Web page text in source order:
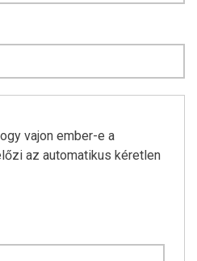
vajon ember-e a
az automatikus kéretlen